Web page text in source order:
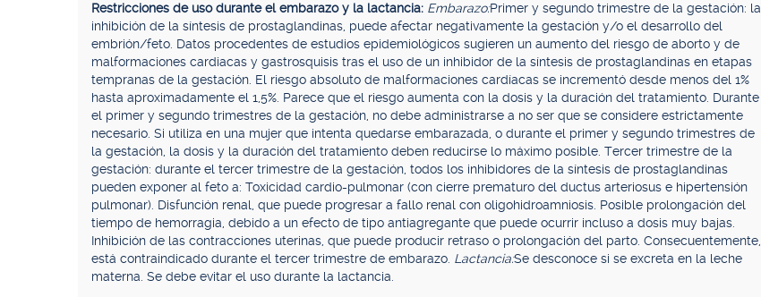
Restricciones de uso durante el embarazo y la lactancia: Embarazo:Primer y segundo trimestre de la gestación: la
inhibición de la síntesis de prostaglandinas, puede afectar negativamente la gestación y/o el desarrollo del
embrión/feto. Datos procedentes de estudios epidemiológicos sugieren un aumento del riesgo de aborto y de
malformaciones cardiacas y gastrosquisis tras el uso de un inhibidor de la síntesis de prostaglandinas en etapas
tempranas de la gestación. El riesgo absoluto de malformaciones cardíacas se incrementó desde menos del 1%
hasta aproximadamente el 1,5%. Parece que el riesgo aumenta con la dosis y la duración del tratamiento. Durante
el primer y segundo trimestres de la gestación, no debe administrarse a no ser que se considere estrictamente
necesario. Si utiliza en una mujer que intenta quedarse embarazada, o durante el primer y segundo trimestres de
la gestación, la dosis y la duración del tratamiento deben reducirse lo máximo posible. Tercer trimestre de la
gestación: durante el tercer trimestre de la gestación, todos los inhibidores de la síntesis de prostaglandinas
pueden exponer al feto a: Toxicidad cardio-pulmonar (con cierre prematuro del ductus arteriosus e hipertensión
pulmonar). Disfunción renal, que puede progresar a fallo renal con oligohidroamniosis. Posible prolongación del
tiempo de hemorragia, debido a un efecto de tipo antiagregante que puede ocurrir incluso a dosis muy bajas.
Inhibición de las contracciones uterinas, que puede producir retraso o prolongación del parto. Consecuentemente,
está contraindicado durante el tercer trimestre de embarazo. Lactancia:Se desconoce si se excreta en la leche
materna. Se debe evitar el uso durante la lactancia.